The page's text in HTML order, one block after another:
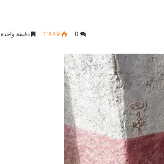
0 1٬449 دقيقة واحدة